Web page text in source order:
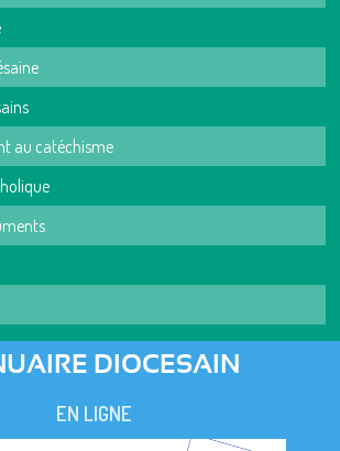
au catéchisme
DIOCESAIN
EN LIGNE